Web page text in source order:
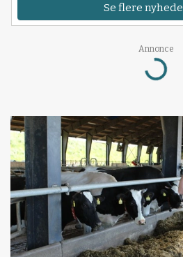
Se flere
Annonce
Loading...